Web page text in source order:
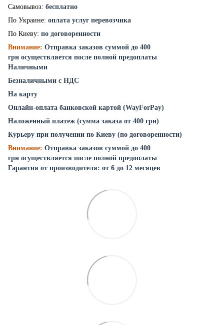
Самовывоз: бесплатно
По Украине: оплата услуг перевозчика
По Киеву: по договоренности
Внимание: Отправка заказов суммой до 400
грн осуществляется после полной предоплаты
Наличными
Безналичными с НДС
На карту
Онлайн-оплата банковской картой (WayForPay)
Наложенный платеж (сумма заказа от 400 грн)
Курьеру при получении по Киеву (по договоренности)
Внимание: Отправка заказов суммой до 400
грн осуществляется после полной предоплаты
Гарантия от производителя: от 6 до 12 месяцев